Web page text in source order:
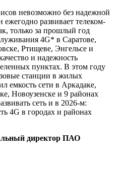
невозможно без надежной
развивает телеком-
только за прошлый год
4G* в Саратове,
Ртищеве, Энгельсе и
и надежность
пунктах. В этом году
станции в жилых
емкость сети в Аркадаке,
Новоузенске и 9 районах
сеть и в 2026-м:
4G в городах и районах
директор ПАО